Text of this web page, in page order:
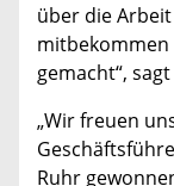
über die
gemacht“, sagt
„Wir freuen
Ruhr